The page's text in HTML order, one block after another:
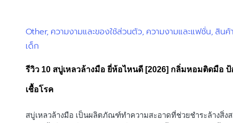
Posted
in
Other ความงามและของใช้ส่วนตัว ความงามและแฟชั่น สินค้
เด็ก
รีวิว 10 สบู่เหลวล้างมือ ยี่ห้อไหนดี [2026] กลิ่มหอมติดมือ
เชื้อโรค
สบู่เหลวล้างมือ เป็นผลิตภัณฑ์ทำความสะอาดที่ช่วยชำระล้างสิ่ง